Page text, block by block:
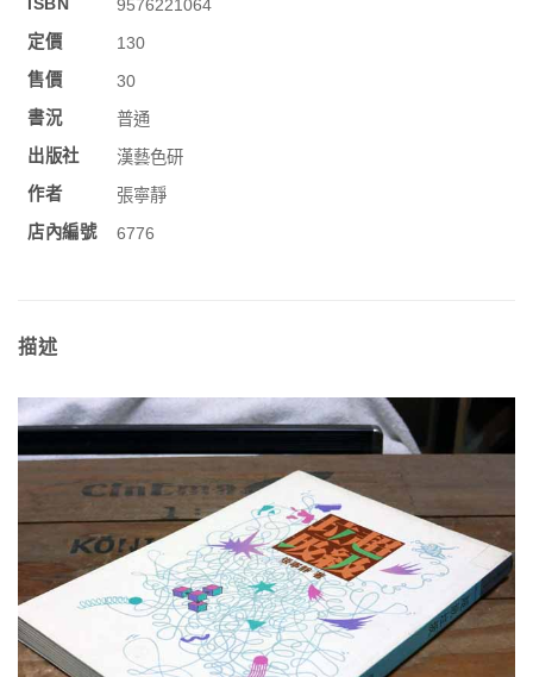
ISBN
9576221064
定價
130
售價
30
書況
普通
出版社
漢藝色研
作者
張寧靜
店內編號
6776
描述